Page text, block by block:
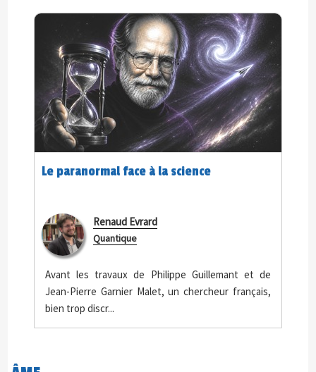
Le paranormal face à la science
Renaud Evrard
Quantique
Avant les travaux de Philippe Guillemant et de
Jean-Pierre Garnier Malet, un chercheur français,
bien trop discr...